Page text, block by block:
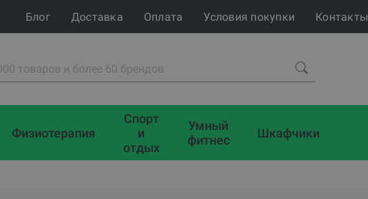
Блог Доставка Оплата Условия покупки Контакты
Физиотерапия
Спорт
и
отдых
Умный
фитнес
Шкафчики